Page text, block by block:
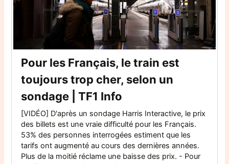
Pour les Français, le train est
toujours trop cher, selon un
sondage | TF1 Info
[VIDÉO] D'après un sondage Harris Interactive, le prix
des billets est une vraie difficulté pour les Français.
53% des personnes interrogées estiment que les
tarifs ont augmenté au cours des dernières années.
Plus de la moitié réclame une baisse des prix. - Pour